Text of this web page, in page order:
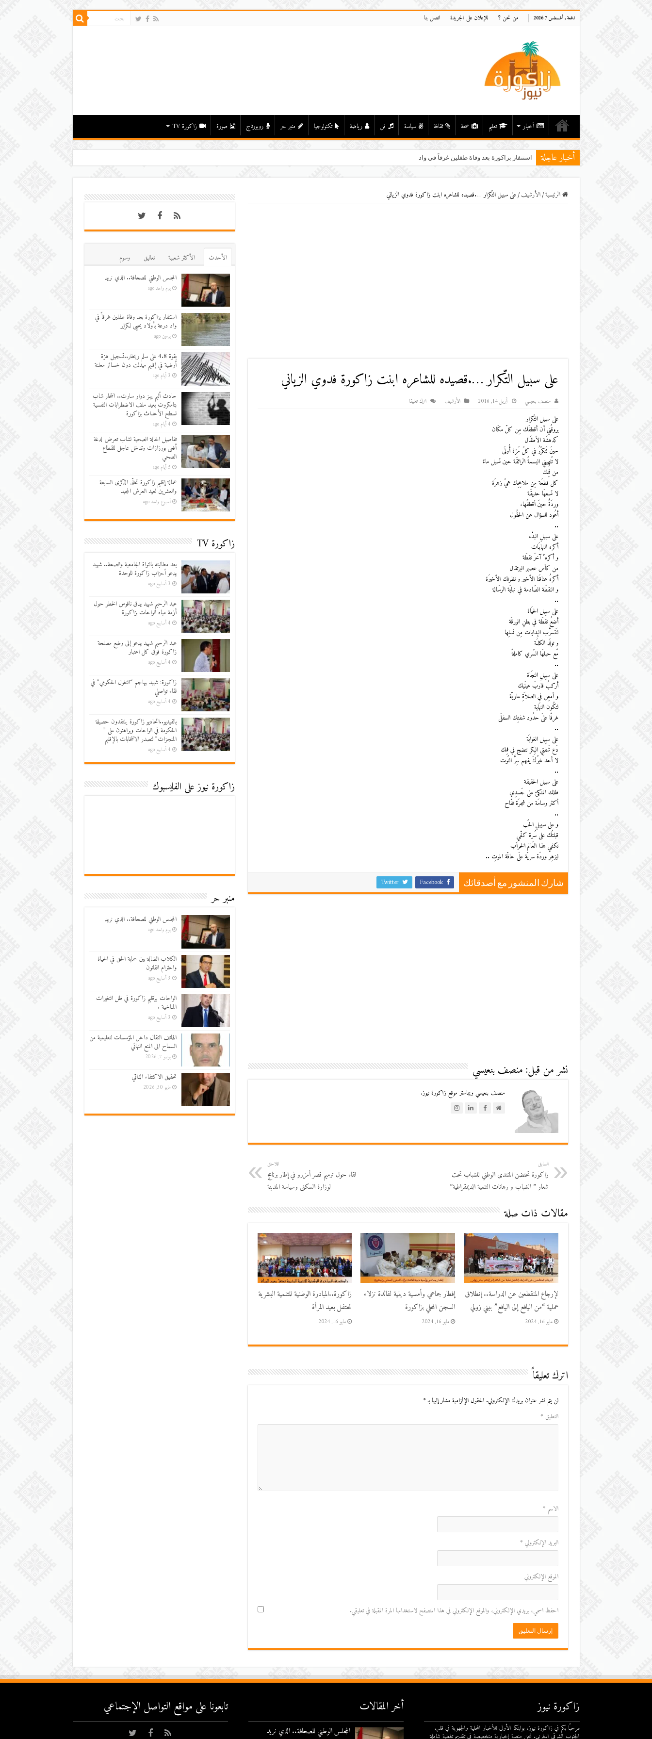
الجمعة , أغسطس 7 2026 من نحن ؟ للإعلان على الجريدة اتصل بنا
أخبار تعليم صحة ثقافة سياسة فن رياضة تكنولوجيا منبر حر روبورتاج صورة زاكورة TV
أخبار عاجلة استنفار بزاكورة بعد وفاة طفلين غرقاً في واد درعة بأولاد يحيى لكراير
الرئيسية/اﻷرشيف/على سبيل التّكرار ….قصيده للشاعره ابنت زاكورة فدوي الزياني
على سبيل التّكرار ….قصيده للشاعره ابنت زاكورة فدوي الزياني
منصف بنعيسي أبريل 14, 2016 اﻷرشيف اترك تعليقا
على سبيل التّكرار
يروقُني أن أقطفَك مِن كلّ مكَان
كدهشَة الأطفَال
حينَ تَتكرّرُ في كلّ مَرّة أُولَى
لا تُلهِينِي البسمةُ الرائقَة حين تسيل ماءً
من فمِك
كل قطعَة مِن ملامِحِك هيّ زهرَة
لا تسعهَا حديقَة
وردَةٌ حينَ أقطفُها،
أعُود للسؤال عن الحقُول
..
على سبيلِ البدْء
أكره النهايَات
و أكره ُ آخرَ نقطَة
من كأس عصير البرتقال
أكرهُ عناقَنا الأخير و نظرتك الأخيرَة
و النقطَة الصّادمة في نهايَة الرسَالة
..
على سبِيل الحيَاة
أضعُ نقطَة في بطنِ الورقَة
لتَتسرَّب البِدايات مِن نسلِها
و تولَد الكلمَة
مًع حبلهَا السّري كاملةً
..
على سبِيلِ النجَاة
أركبُ قاربَ عينَيك
و أمعِن في الصلاَةِ عاريّة
لتكُون النهَاية
غرقًا علىَ حدُود شفتِك السفلَى
..
على سبِيل الغوايَة
دَع شَفتِي البِكر تنضج في فمِك
لا أحد غيرُكَ يفهم سِرَّ التُوت
..
على سبيل الحقيقة
ظلك المتكئ على جَسدِي
أكثر وسامَة من شجرَة تفّاح
..
و على سبيلِ الحُب
قبلتُك على سُرة كفّي
تكفي هذا العَالم الخراَب
ليزهِر وردَة سريّة علَى حافّة الموتِ ..
شارك المنشور مع أصدقائك Facebook
Twitter
نشر من قبل: منصف بنعيسي
منصف بنعيسي ويبماستر موقع زاكورة نيوز.
السابق
زاكورة تحتضن المنتدى الوطني للشباب تحت
شعار ” الشباب و رهانات التنمية الديمقراطية”
اللاحق
لقاء حول ترميم قصر أمزرو في إطار برنامج
لوزارة السكنى وسياسة المدينة
مقالات ذات صلة
لإرجاع المنقطعين عن الدراسة.. إنطلاق
عملية “من اليافع إلى اليافع” ببني زولي
مايو 16, 2024
إفطار جماعي وأمسية دينية لفائدة نزلاء
السجن المحلي بزاكورة
مايو 16, 2024
زاكورة..المبادرة الوطنية للتنمية البشرية
تحتفل بعيد المرأة
مايو 16, 2024
اترك تعليقاً
لن يتم نشر عنوان بريدك الإلكتروني. الحقول الإلزامية مشار إليها بـ*
التعليق *
الاسم *
البريد الإلكتروني *
الموقع الإلكتروني
احفظ اسمي، بريدي الإلكتروني، والموقع الإلكتروني في هذا المتصفح لاستخدامها المرة المقبلة في تعليقي.
اﻷحدث اﻷكثر شعبية تعاليق
وسوم
المجلس الوطني للصحافة.. الذي نريد
يوم واحد ago
استنفار بزاكورة بعد وفاة طفلين غرقاً في
واد درعة بأولاد يحيى لكراير
يومين ago
بقوة 4.8 على سلم ريختر..تسجيل هزة
أرضية في إقليم ميدلت دون خسائر معلنة
3 أيام ago
حادث أليم يهز دوار سارت.. انتحار شاب
بتامكروت يعيد ملف الاضطرابات النفسية
لسطح الأحداث بزاكورة
4 أيام ago
تفاصيل الحالة الصحية لشاب تعرض لدغة
أفعى بورزازات وتدخل عاجل للقطاع
الصحي
5 أيام ago
عمالة إقليم زاكورة تخلّد الذكرى السابعة
والعشرين لعيد العرش المجيد
أسبوع واحد ago
زاكورة TV
بعد مطالبته بالنواة الجامعية والصحة.. شهيد
يدعو أحزاب زاكورة للوحدة
3 أسابيع ago
عبد الرحيم شهيد يدق ناقوس الخطر حول
أزمة مياه الواحات بزاكورة
4 أسابيع ago
عبد الرحيم شهيد يدعو إلى وضع مصلحة
زاكورة فوق كل اعتبار
4 أسابيع ago
زاكورة: شهيد يهاجم “التغول الحكومي” في
لقاء تواصلي
4 أسابيع ago
بالفيديو..اتحاديو زاكورة ينتقدون حصيلة
الحكومة في الواحات ويراهنون على ”
المنجزات” لتصدر الانتخابات بالإقليم
4 أسابيع ago
زاكورة نيوز على الفايسبوك
منبر حر
المجلس الوطني للصحافة.. الذي نريد
يوم واحد ago
الكلاب الضالة بين حماية الحق في الحياة
واحترام القانون
3 أسابيع ago
الواحات بإقليم زاكورة في ظل التغيرات
المناخية .
3 أسابيع ago
الهاتف النقال داخل المؤسسات لتعليمية من
السماح الى المنع النهائي
يونيو 7, 2026
تحقيق الاكتفاء الذاتي
مايو 30, 2026
زاكورة نيوز
مرحبًا بكم في زاكورة نيوز، بوابتكم الأولى للأخبار المحلية والجهوية في قلب
الجنوب الشرقي المغربي. نحن منصة إخبارية متخصصة في تقديم تغطية شاملة
أخر المقالات
المجلس الوطني للصحافة.. الذي نريد
تابعونا على مواقع التواصل اﻹجتماعي